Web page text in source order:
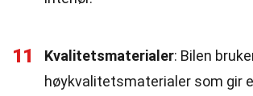
11 Kvalitetsmaterialer: Bilen
høykvalitetsmaterialer som gir